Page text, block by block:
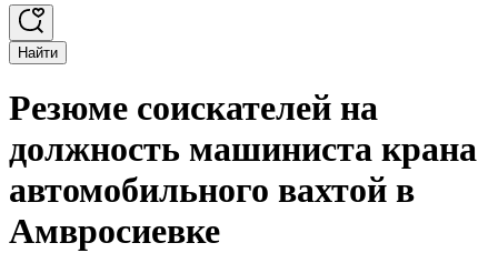
Найти
Резюме соискателей на
должность машиниста крана
автомобильного вахтой в
Амвросиевке